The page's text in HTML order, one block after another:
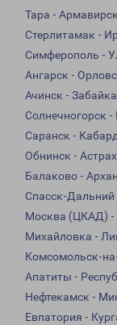
Тара -
Стерлитамак -
Симферополь -
Ангарск -
Ачинск -
Солнечногорск -
Саранск -
Обнинск -
Балаково -
Спасск-Дальний
Москва (ЦКАД) -
Михайловка -
Комсомольск-
Апатиты -
Нефтекамск -
Евпатория -